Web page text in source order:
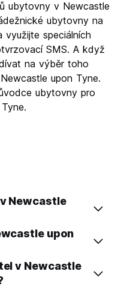
8.7
7.9
ubytovny v Newcastle
ubytovny na
využijte speciálních
SMS. A když
na výběr toho
upon Tyne.
ubytovny pro
Newcastle
upon
v Newcastle